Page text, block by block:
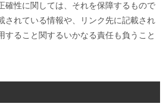
確性に関しては、それを保障するもので
されている情報や、リンク先に記載され
すること関するいかなる責任も負うこと